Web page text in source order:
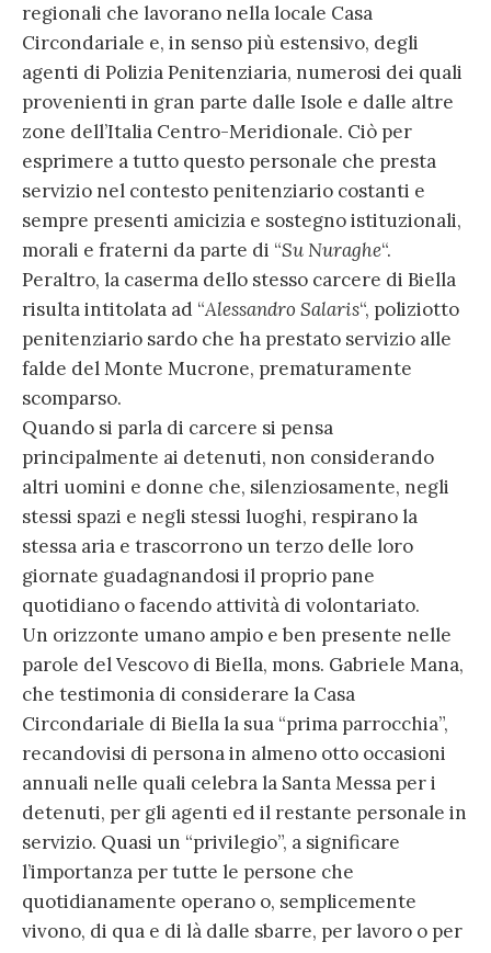
regionali che lavorano nella locale Casa
Circondariale e, in senso più estensivo, degli
agenti di Polizia Penitenziaria, numerosi dei quali
provenienti in gran parte dalle Isole e dalle altre
zone dell’Italia Centro-Meridionale. Ciò per
esprimere a tutto questo personale che presta
servizio nel contesto penitenziario costanti e
sempre presenti amicizia e sostegno istituzionali,
morali e fraterni da parte di “Su Nuraghe“.
Peraltro, la caserma dello stesso carcere di Biella
risulta intitolata ad “Alessandro Salaris“, poliziotto
penitenziario sardo che ha prestato servizio alle
falde del Monte Mucrone, prematuramente
scomparso.
Quando si parla di carcere si pensa
principalmente ai detenuti, non considerando
altri uomini e donne che, silenziosamente, negli
stessi spazi e negli stessi luoghi, respirano la
stessa aria e trascorrono un terzo delle loro
giornate guadagnandosi il proprio pane
quotidiano o facendo attività di volontariato.
Un orizzonte umano ampio e ben presente nelle
parole del Vescovo di Biella, mons. Gabriele Mana,
che testimonia di considerare la Casa
Circondariale di Biella la sua “prima parrocchia”,
recandovisi di persona in almeno otto occasioni
annuali nelle quali celebra la Santa Messa per i
detenuti, per gli agenti ed il restante personale in
servizio. Quasi un “privilegio”, a significare
l’importanza per tutte le persone che
quotidianamente operano o, semplicemente
vivono, di qua e di là dalle sbarre, per lavoro o per